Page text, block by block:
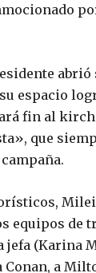
abrió
espacio
fin al
que
equipos de
jefa (Karina
Conan, a